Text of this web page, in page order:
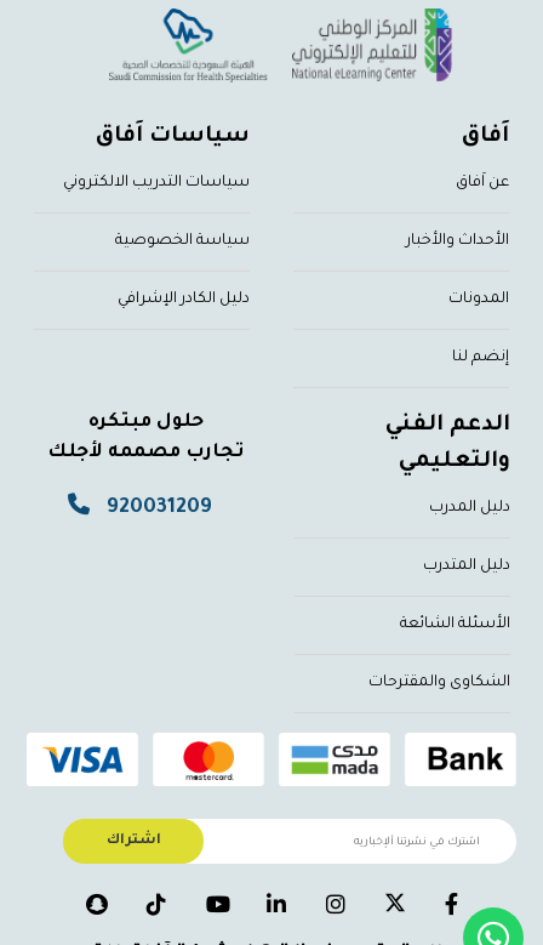
اَفاق
عن اَفاق
الأحداث والأخبار
المدونات
إنضم لنا
سياسات اَفاق
سياسات التدريب الالكتروني
سياسة الخصوصية
دليل الكادر الإشرافي
الدعم الفني
والتعليمي
دليل المدرب
دليل المتدرب
الأسئلة الشائعة
الشكاوى والمقترحات
حلول مبتكره
تجارب مصممه لأجلك
920031209
اشتراك